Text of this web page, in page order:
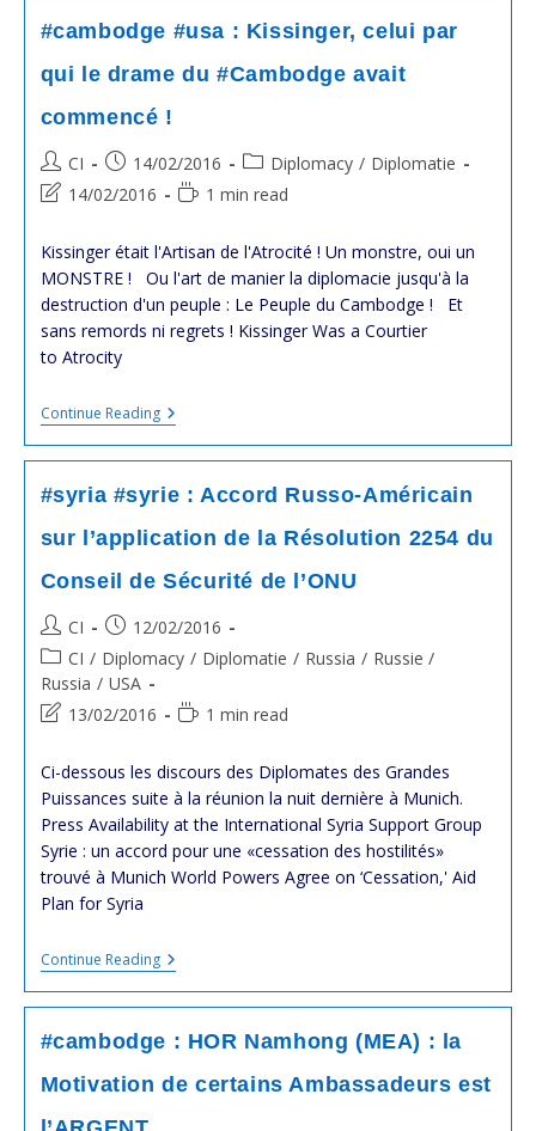
Diplomatique
Déclarée
#cambodge #usa : Kissinger, celui par
qui le drame du #Cambodge avait
commencé !
Post
author:
CI
Post
published:
14/02/2016
Post
category:
Diplomacy / Diplomatie
Post
modified:
14/02/2016
Reading1 min read
Kissinger était l'Artisan de l'Atrocité ! Un monstre, oui un
MONSTRE ! Ou l'art de manier la diplomacie jusqu'à la
destruction d'un peuple : Le Peuple du Cambodge ! Et
sans remords ni regrets ! Kissinger Was a Courtier
to Atrocity
Continue Reading#cambodge
#usa
:
Celui
Par
Qui
Le
Drame
Du
Avait
!
#syria #syrie : Accord Russo-Américain
sur l’application de la Résolution 2254 du
Conseil de Sécurité de l’ONU
Post
author:
CI
Post
published:
12/02/2016
Post
category:
CI / Diplomacy / Diplomatie / Russia / Russie /
Russia / USA
Post
modified:
13/02/2016
Reading1 min read
Ci-dessous les discours des Diplomates des Grandes
Puissances suite à la réunion la nuit dernière à Munich.
Press Availability at the International Syria Support Group
Syrie : un accord pour une «cessation des hostilités»
trouvé à Munich World Powers Agree on ‘Cessation,' Aid
Plan for Syria
Continue Reading#syria
#syrie
:
Russo-
Américain
Sur
L’application
#cambodge : HOR Namhong (MEA) : la
Motivation de certains Ambassadeurs est